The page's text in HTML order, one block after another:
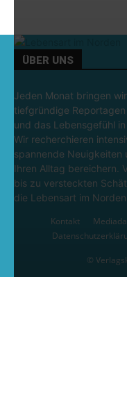
ÜBER UNS
Jeden Monat bringen
tiefgründige
und das Lebensgefühl
Wir recherchieren
spannende
Ihren Alltag bereichern.
bis zu versteckten
die Lebensart im Norden
Kontakt
©